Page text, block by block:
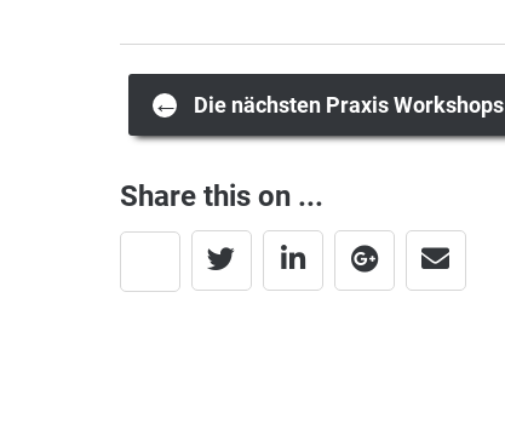
Post
navigation
← Die nächsten Praxis Workshops
Share this on ...